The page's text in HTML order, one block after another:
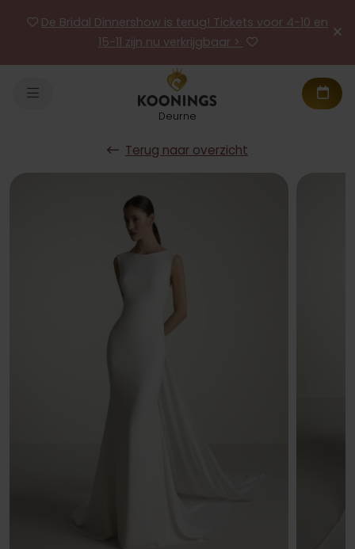
De Bridal Dinnershow is terug! Tickets voor 4-10 en
15-11 zijn nu verkrijgbaar >
Deurne
Terug naar overzicht